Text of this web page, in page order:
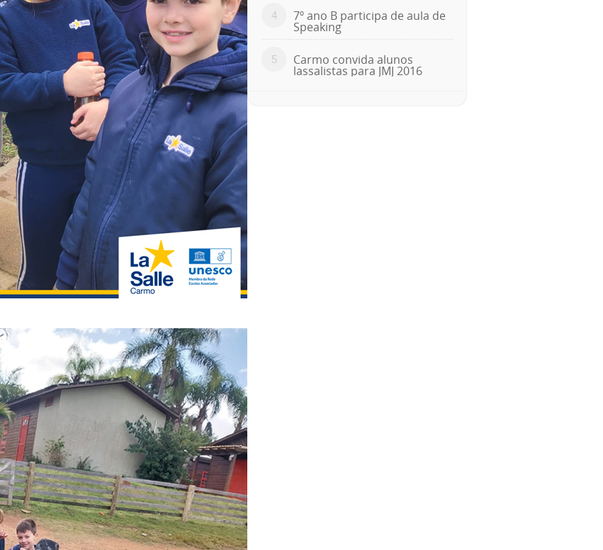
4 7º ano B participa de aula de
Speaking
5 Carmo convida alunos
lassalistas para JMJ 2016